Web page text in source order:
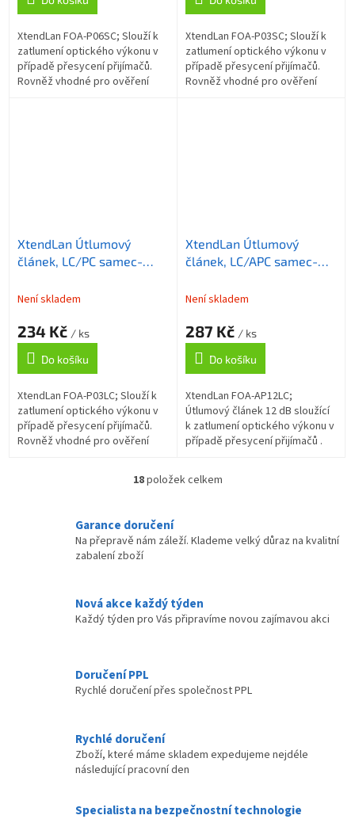
XtendLan FOA-P06SC; Slouží k
zatlumení optického výkonu v
případě přesycení přijímačů.
Rovněž vhodné pro ověření
XtendLan FOA-P03SC; Slouží k
zatlumení optického výkonu v
případě přesycení přijímačů.
Rovněž vhodné pro ověření
XtendLan Útlumový
článek, LC/PC samec-
Není skladem
234 Kč / ks
Do košíku
XtendLan FOA-P03LC; Slouží k
zatlumení optického výkonu v
případě přesycení přijímačů.
Rovněž vhodné pro ověření
XtendLan Útlumový
článek, LC/APC samec-
Není skladem
287 Kč / ks
Do košíku
XtendLan FOA-AP12LC;
Útlumový článek 12 dB sloužící
k zatlumení optického výkonu v
případě přesycení přijímačů .
trasy. Modul...
O
á
d
p
r
ý
u
18položek celkem
Garance doručení
Na přepravě nám záleží. Klademe velký důraz na kvalitní
zabalení zboží
Nová akce každý týden
Každý týden pro Vás připravíme novou zajímavou akci
Doručení PPL
Rychlé doručení přes společnost PPL
Rychlé doručení
Zboží, které máme skladem expedujeme nejdéle
následující pracovní den
Specialista na bezpečnostní technologie